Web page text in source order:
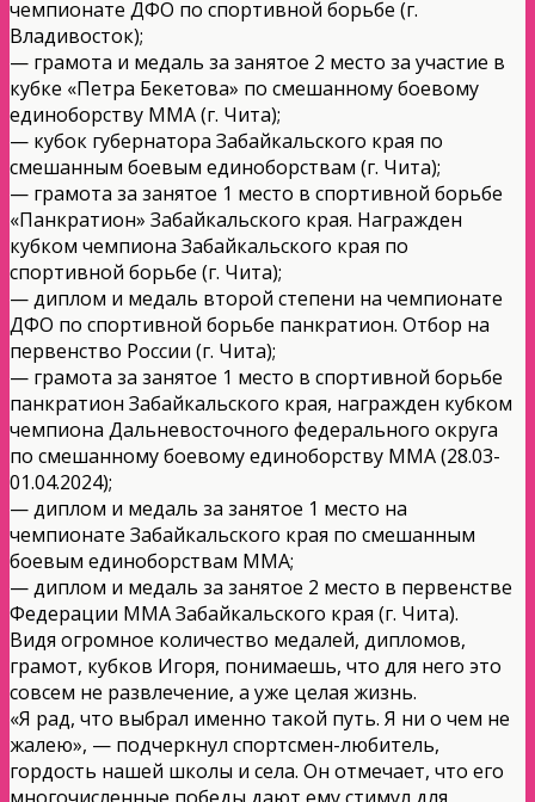
чемпионате ДФО по спортивной борьбе (г.
Владивосток);
— грамота и медаль за занятое 2 место за участие в
кубке «Петра Бекетова» по смешанному боевому
единоборству ММА (г. Чита);
— кубок губернатора Забайкальского края по
смешанным боевым единоборствам (г. Чита);
— грамота за занятое 1 место в спортивной борьбе
«Панкратион» Забайкальского края. Награжден
кубком чемпиона Забайкальского края по
спортивной борьбе (г. Чита);
— диплом и медаль второй степени на чемпионате
ДФО по спортивной борьбе панкратион. Отбор на
первенство России (г. Чита);
— грамота за занятое 1 место в спортивной борьбе
панкратион Забайкальского края, награжден кубком
чемпиона Дальневосточного федерального округа
по смешанному боевому единоборству ММА (28.03-
01.04.2024);
— диплом и медаль за занятое 1 место на
чемпионате Забайкальского края по смешанным
боевым единоборствам ММА;
— диплом и медаль за занятое 2 место в первенстве
Федерации ММА Забайкальского края (г. Чита).
Видя огромное количество медалей, дипломов,
грамот, кубков Игоря, понимаешь, что для него это
совсем не развлечение, а уже целая жизнь.
«Я рад, что выбрал именно такой путь. Я ни о чем не
жалею», — подчеркнул спортсмен-любитель,
гордость нашей школы и села. Он отмечает, что его